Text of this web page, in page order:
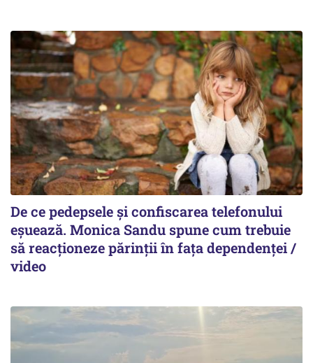
De ce pedepsele și confiscarea telefonului
eșuează. Monica Sandu spune cum trebuie
să reacționeze părinții în fața dependenței /
video